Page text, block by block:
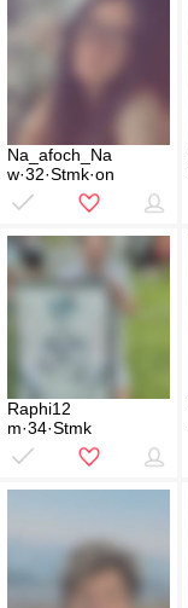
Na_afoch_Na
w·32·Stmk·on
Raphi12
m·34·Stmk